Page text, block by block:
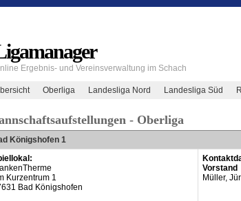
Ergebnis- und Vereinsverwaltung im Schach
Oberliga Landesliga Nord Landesliga Süd
- Oberliga
Königshofen 1
Kurzentrum 1
Bad Königshofen
Vorstand
Müller,